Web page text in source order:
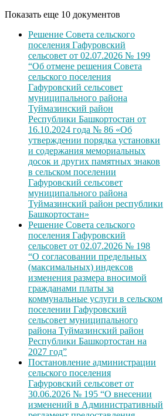
Показать еще 10 документов
Решение Совета сельского
поселения Гафуровский
сельсовет от 02.07.2026 № 199
“Об отмене решения Совета
сельского поселения
Гафуровский сельсовет
муниципального района
Туймазинский район
Республики Башкортостан от
16.10.2024 года № 86 «Об
утверждении порядка установки
и содержания мемориальных
досок и других памятных знаков
в сельском поселении
Гафуровский сельсовет
муниципального района
Туймазинский район республики
Башкортостан»
Решение Совета сельского
поселения Гафуровский
сельсовет от 02.07.2026 № 198
“О согласовании предельных
(максимальных) индексов
изменения размера вносимой
гражданами платы за
коммунальные услуги в сельском
поселении Гафуровский
сельсовет муниципального
района Туймазинский район
Республики Башкортостан на
2027 год”
Постановление администрации
сельского поселения
Гафуровский сельсовет от
30.06.2026 № 195 “О внесении
изменений в Административный